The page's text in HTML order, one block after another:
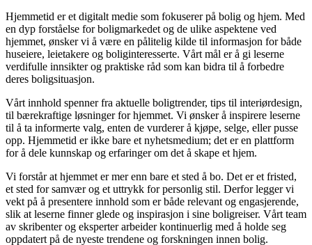
Hjemmetid er et digitalt medie som fokuserer på bolig og hjem. Med
en dyp forståelse for boligmarkedet og de ulike aspektene ved
hjemmet, ønsker vi å være en pålitelig kilde til informasjon for både
huseiere, leietakere og boliginteresserte. Vårt mål er å gi leserne
verdifulle innsikter og praktiske råd som kan bidra til å forbedre
deres boligsituasjon.
Vårt innhold spenner fra aktuelle boligtrender, tips til interiørdesign,
til bærekraftige løsninger for hjemmet. Vi ønsker å inspirere leserne
til å ta informerte valg, enten de vurderer å kjøpe, selge, eller pusse
opp. Hjemmetid er ikke bare et nyhetsmedium; det er en plattform
for å dele kunnskap og erfaringer om det å skape et hjem.
Vi forstår at hjemmet er mer enn bare et sted å bo. Det er et fristed,
et sted for samvær og et uttrykk for personlig stil. Derfor legger vi
vekt på å presentere innhold som er både relevant og engasjerende,
slik at leserne finner glede og inspirasjon i sine boligreiser. Vårt team
av skribenter og eksperter arbeider kontinuerlig med å holde seg
oppdatert på de nyeste trendene og forskningen innen bolig.